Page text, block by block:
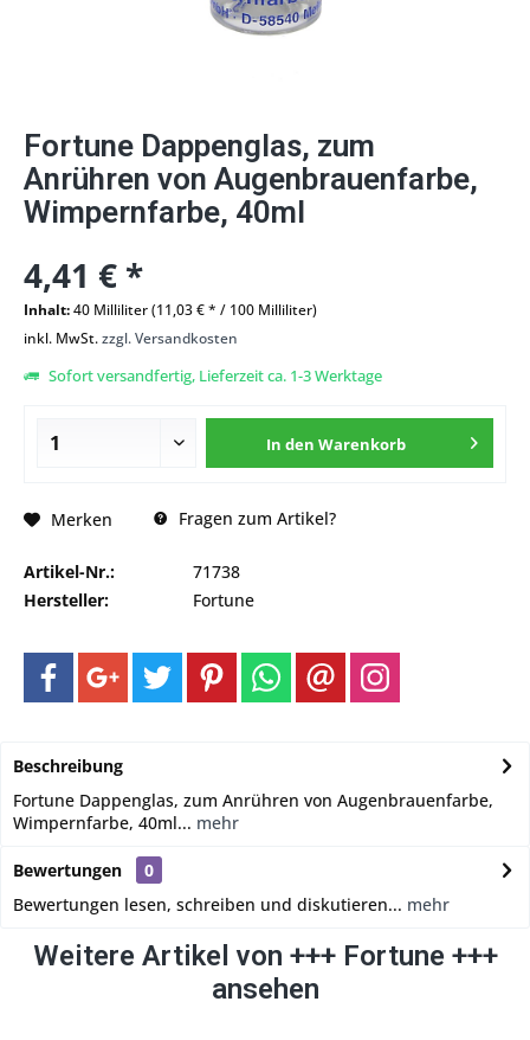
Fortune Dappenglas, zum
Anrühren von Augenbrauenfarbe,
Wimpernfarbe, 40ml
4,41 € *
Inhalt:40 Milliliter (11,03 € * / 100 Milliliter)
inkl. MwSt.zzgl. Versandkosten
Sofort versandfertig, Lieferzeit ca. 1-3 Werktage
In den Warenkorb
Merken Fragen zum Artikel?
Artikel-Nr.:
71738
Hersteller:
Fortune
Beschreibung
Fortune Dappenglas, zum Anrühren von Augenbrauenfarbe,
Wimpernfarbe, 40ml... mehr
Bewertungen
0
Bewertungen lesen, schreiben und diskutieren... mehr
Weitere Artikel von +++ Fortune +++
ansehen